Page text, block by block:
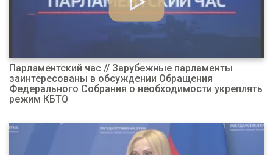
Парламентский час // Зарубежные парламенты
заинтересованы в обсуждении Обращения
Федерального Собрания о необходимости укреплять
режим КБТО